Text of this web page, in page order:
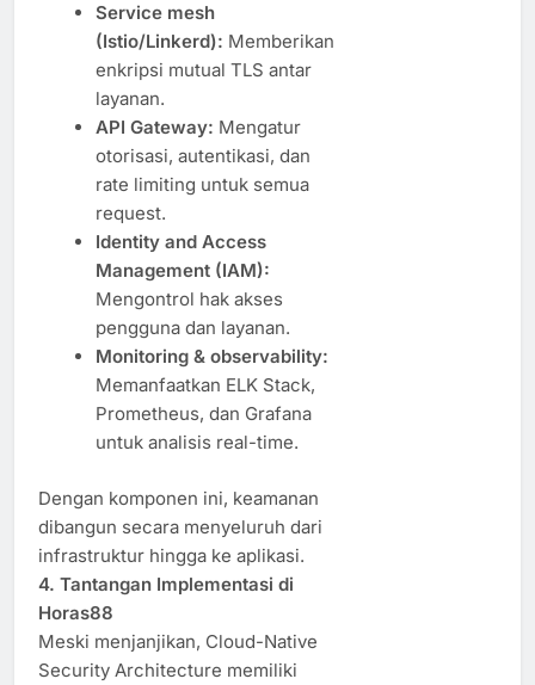
Service mesh
(Istio/Linkerd): Memberikan
enkripsi mutual TLS antar
layanan.
API Gateway: Mengatur
otorisasi, autentikasi, dan
rate limiting untuk semua
request.
Identity and Access
Management (IAM):
Mengontrol hak akses
pengguna dan layanan.
Monitoring & observability:
Memanfaatkan ELK Stack,
Prometheus, dan Grafana
untuk analisis real-time.
Dengan komponen ini, keamanan
dibangun secara menyeluruh dari
infrastruktur hingga ke aplikasi.
4. Tantangan Implementasi di
Horas88
Meski menjanjikan, Cloud-Native
Security Architecture memiliki